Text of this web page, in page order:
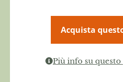
Acquista
Più info su